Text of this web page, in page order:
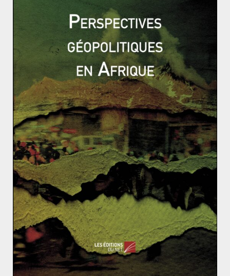
La Russie entre l’Iran et Israël : un jeu
d’alliances sur le territoire syrien
19 mai 2018 0